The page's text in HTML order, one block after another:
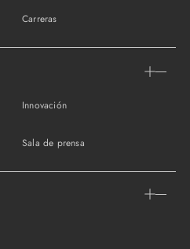
Carreras
Innovación
Sala de prensa